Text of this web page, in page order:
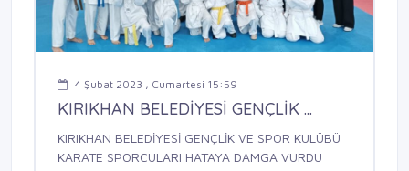
4 Şubat 2023 , Cumartesi 15:59
KIRIKHAN BELEDİYESİ GENÇLİK ...
KIRIKHAN BELEDİYESİ GENÇLİK VE SPOR KULÜBÜ
KARATE SPORCULARI HATAYA DAMGA VURDU